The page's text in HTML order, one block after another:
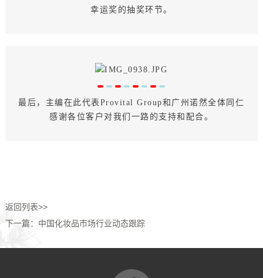
幸运奖的抽奖环节。
最后，主编在此代表Provital Group和广州诺然全体同仁
感谢各位客户对我们一路的支持和配合。
返回列表>>
下一篇：中国化妆品市场行业动态跟踪